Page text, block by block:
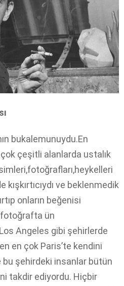
bukalemunuydu.En
çeşitli alanlarda ustalık
ve beklenmedik
onların beğenisi
fotoğrafta ün
Angeles gibi şehirlerde
en çok Paris’te kendini
şehirdeki insanlar bütün
takdir ediyordu. Hiçbir